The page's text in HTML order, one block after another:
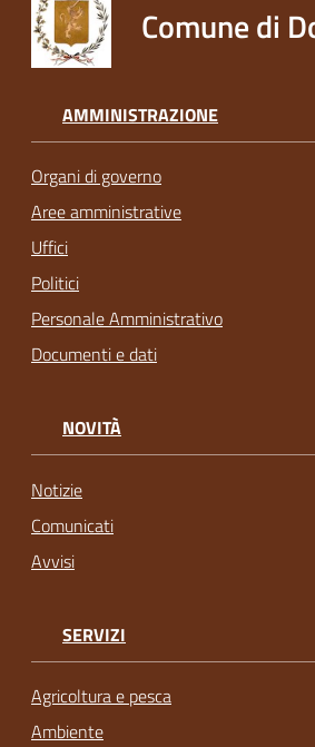
Comune di
AMMINISTRAZIONE
Organi di governo
Aree amministrative
Uffici
Politici
Personale Amministrativo
Documenti e dati
NOVITÀ
Notizie
Comunicati
Avvisi
SERVIZI
Agricoltura e pesca
Ambiente